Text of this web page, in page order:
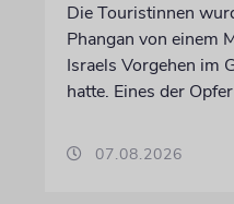
Die Touristinnen
Phangan von einem
Israels Vorgehen im
hatte. Eines der
07.08.2026